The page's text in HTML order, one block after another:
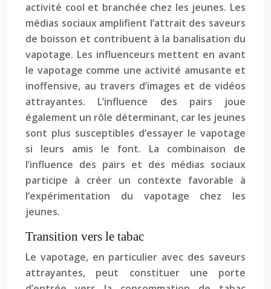
activité cool et branchée chez les jeunes. Les
médias sociaux amplifient l’attrait des saveurs
de boisson et contribuent à la banalisation du
vapotage. Les influenceurs mettent en avant
le vapotage comme une activité amusante et
inoffensive, au travers d’images et de vidéos
attrayantes. L’influence des pairs joue
également un rôle déterminant, car les jeunes
sont plus susceptibles d’essayer le vapotage
si leurs amis le font. La combinaison de
l’influence des pairs et des médias sociaux
participe à créer un contexte favorable à
l’expérimentation du vapotage chez les
jeunes.
Transition vers le tabac
Le vapotage, en particulier avec des saveurs
attrayantes, peut constituer une porte